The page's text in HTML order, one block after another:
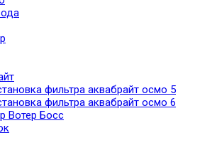
фильтра аквабрайт осмо 5
фильтра аквабрайт осмо 6
Вотер Босс